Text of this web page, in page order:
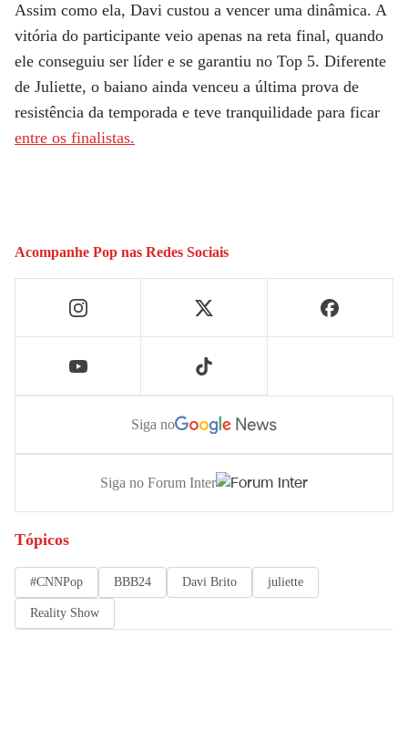
Assim como ela, Davi custou a vencer uma dinâmica. A
vitória do participante veio apenas na reta final, quando
ele conseguiu ser líder e se garantiu no Top 5. Diferente
de Juliette, o baiano ainda venceu a última prova de
resistência da temporada e teve tranquilidade para ficar
entre os finalistas.
Acompanhe Pop nas Redes Sociais
Siga no
Siga no Forum Inter
Tópicos
#CNNPop BBB24 Davi Brito juliette
Reality Show